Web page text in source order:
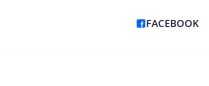
FACEBOOK